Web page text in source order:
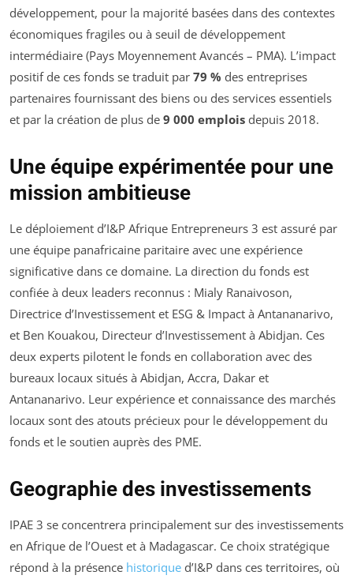
développement, pour la majorité basées dans des contextes
économiques fragiles ou à seuil de développement
intermédiaire (Pays Moyennement Avancés – PMA). L’impact
positif de ces fonds se traduit par 79 % des entreprises
partenaires fournissant des biens ou des services essentiels
et par la création de plus de 9 000 emplois depuis 2018.
Une équipe expérimentée pour une
mission ambitieuse
Le déploiement d’I&P Afrique Entrepreneurs 3 est assuré par
une équipe panafricaine paritaire avec une expérience
significative dans ce domaine. La direction du fonds est
confiée à deux leaders reconnus : Mialy Ranaivoson,
Directrice d’Investissement et ESG & Impact à Antananarivo,
et Ben Kouakou, Directeur d’Investissement à Abidjan. Ces
deux experts pilotent le fonds en collaboration avec des
bureaux locaux situés à Abidjan, Accra, Dakar et
Antananarivo. Leur expérience et connaissance des marchés
locaux sont des atouts précieux pour le développement du
fonds et le soutien auprès des PME.
Geographie des investissements
IPAE 3 se concentrera principalement sur des investissements
en Afrique de l’Ouest et à Madagascar. Ce choix stratégique
répond à la présence historique d’I&P dans ces territoires, où